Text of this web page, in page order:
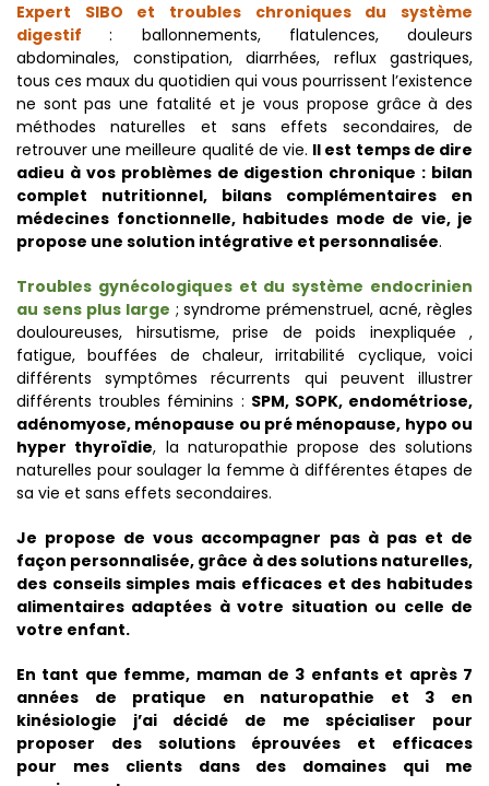
Expert SIBO et troubles chroniques du système
digestif: ballonnements, flatulences, douleurs
abdominales, constipation, diarrhées, reflux gastriques,
tous ces maux du quotidien qui vous pourrissent l’existence
ne sont pas une fatalité et je vous propose grâce à des
méthodes naturelles et sans effets secondaires, de
retrouver une meilleure qualité de vie. Il est temps de dire
adieu à vos problèmes de digestion chronique : bilan
complet nutritionnel, bilans complémentaires en
médecines fonctionnelle, habitudes mode de vie, je
propose une solution intégrative et personnalisée.
Troubles gynécologiques et du système endocrinien
au sens plus large ; syndrome prémenstruel, acné, règles
douloureuses, hirsutisme, prise de poids inexpliquée ,
fatigue, bouffées de chaleur, irritabilité cyclique, voici
différents symptômes récurrents qui peuvent illustrer
différents troubles féminins : SPM, SOPK, endométriose,
adénomyose, ménopause ou pré ménopause, hypo ou
hyper thyroïdie, la naturopathie propose des solutions
naturelles pour soulager la femme à différentes étapes de
sa vie et sans effets secondaires.
Je propose de vous accompagner pas à pas et de
façon personnalisée, grâce à des solutions naturelles,
des conseils simples mais efficaces et des habitudes
alimentaires adaptées à votre situation ou celle de
votre enfant.
En tant que femme, maman de 3 enfants et après 7
années de pratique en naturopathie et 3 en
kinésiologie j’ai décidé de me spécialiser pour
proposer des solutions éprouvées et efficaces
pour mes clients dans des domaines qui me